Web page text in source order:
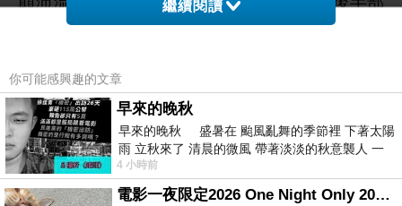
描寫人狗生活部分算是動人，對愛狗人士可能會
上一篇：½的魔法/魔法環遊記 Onward
下一篇： 間諜速成班/半職業特工 My Spy
繼續閱讀
你可能感興趣的文章
早來的晚秋
早來的晚秋 盛暑在 颱風亂舞的季節裡 下著太陽
雨 立秋來了 清晨的微風 帶著淡淡的秋意襲人 一
下子 又被赤
4 小時前
電影一夜限定2026 One Night Only 2026 movie